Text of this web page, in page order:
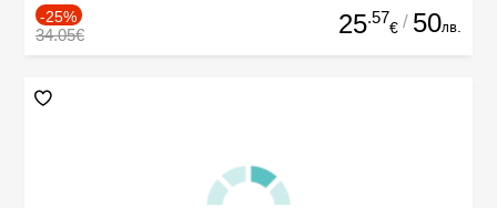
-25%
34.05€ 25.57
€ / 50лв.